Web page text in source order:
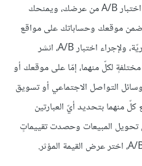
بعرضك الحالي، حيث يُحسّن إجراء اختبار A/B من عرضك، ويمنحك
ضمن موقعك وحساباتك على مواقع
التواصل الاجتماعي وعلامتك التجاريّة، ولإجراء اختبار A/B، انشر
لكلّ منهما، إمّا على موقعك أو
وسائل التواصل الاجتماعي أو تسويق
منهما بتحديد أيّ العبارتين
تحويل المبيعات وحصدت تقييماتٍ